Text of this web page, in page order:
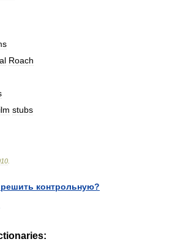
Roach
stubs
контрольную?